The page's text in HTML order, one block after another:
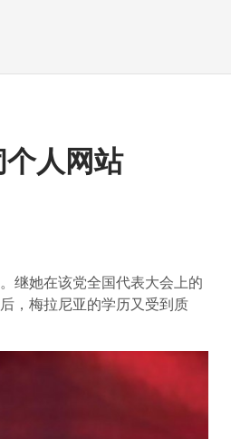
人网站
继她在该党全国代表大会上的
，梅拉尼亚的学历又受到质